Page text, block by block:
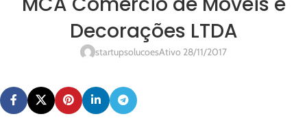
Decorações LTDA
startupsolucoesAtivo 28/11/2017